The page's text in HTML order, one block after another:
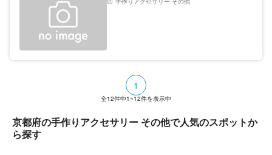
いらっしゃいませんか。みなさまのお越しを
1
全12件中1~12件を表示中
京都府の手作りアクセサリー その他で人気のスポットか
ら探す